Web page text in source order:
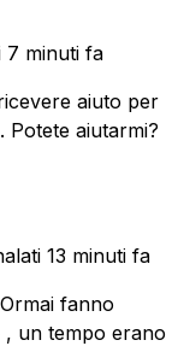
7 minuti fa
aiuto per
Potete aiutarmi?
13 minuti fa
fanno
, un tempo erano